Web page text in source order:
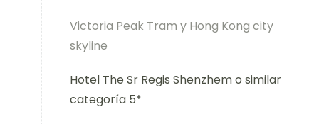
Victoria Peak Tram y Hong Kong city
skyline
Hotel The Sr Regis Shenzhem o similar
categoría 5*